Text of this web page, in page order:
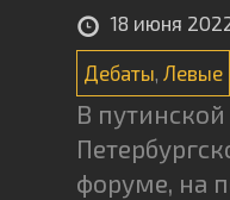
18 июня
Дебаты Левые
В
форуме, на